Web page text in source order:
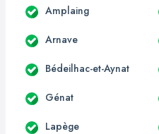
Amplaing
Arnave
Bédeilhac-et-Aynat
Génat
Lapège